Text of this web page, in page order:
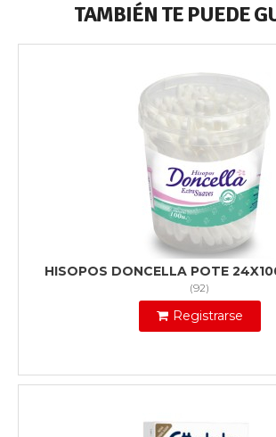
TAMBIÉN TE PUEDE
HISOPOS DONCELLA POTE
(92)
Registrarse